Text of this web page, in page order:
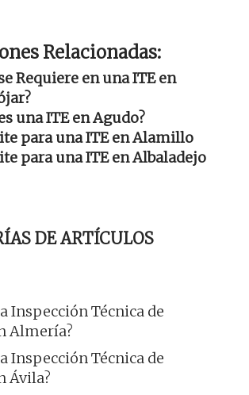
Relacionadas:
Requiere en una ITE en
una ITE en Agudo?
para una ITE en Alamillo
para una ITE en Albaladejo
DE ARTÍCULOS
Inspección Técnica de
Almería?
Inspección Técnica de
Ávila?